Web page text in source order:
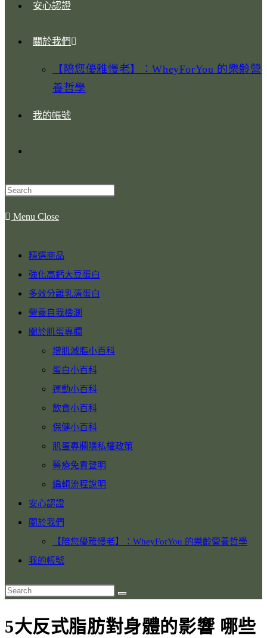
安心認證
關於我們
【陪您優雅慢老】：WheyForYou 的樂齡營
養哲學
我的帳號
Menu Close
精選商品
強化高鈣大豆蛋白
多效分離乳清蛋白
營養自我檢測
關於肌蛋專欄
增肌減脂小百科
蛋白小百科
運動小百科
飲食小百科
保健小百科
肌蛋專欄隱私權政策
醫療免責聲明
編輯流程說明
安心認證
關於我們
【陪您優雅慢老】：WheyForYou 的樂齡營養哲學
我的帳號
5大反式脂肪對身體的影響 哪些